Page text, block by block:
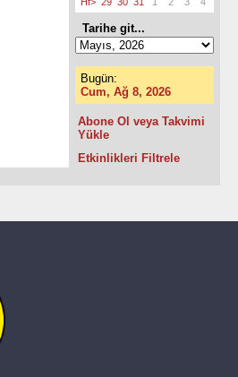
Tarihe git...
Bugün:
Cum, Ağ 8, 2026
Abone Ol veya Takvimi
Yükle
Etkinlikleri Filtrele